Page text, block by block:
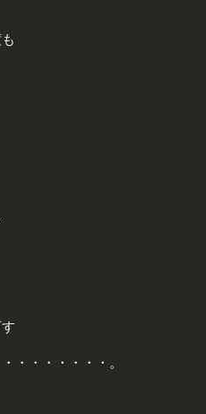
・・・・・・・。